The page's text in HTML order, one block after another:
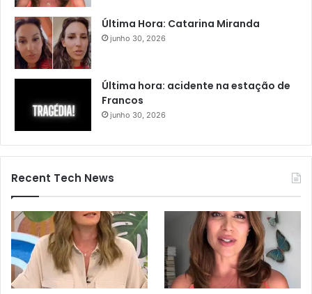
Última Hora: Catarina Miranda
junho 30, 2026
Última hora: acidente na estação de
Francos
junho 30, 2026
Recent Tech News